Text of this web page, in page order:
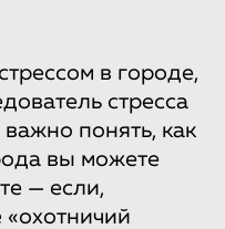
в городе,
стресса
важно понять, как
вы можете
— если,
«охотничий